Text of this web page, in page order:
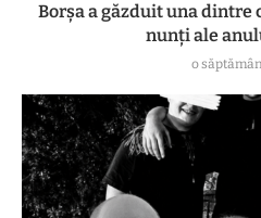
Borșa a găzduit una
nunți ale
o